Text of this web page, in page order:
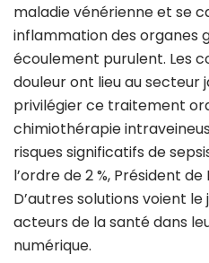
maladie vénérienne et se
inflammation des organes
écoulement purulent. Les
douleur ont lieu au secteur
privilégier ce traitement
chimiothérapie
risques significatifs de
l’ordre de 2 %, Président
D’autres solutions voient
acteurs de la santé dans
numérique.